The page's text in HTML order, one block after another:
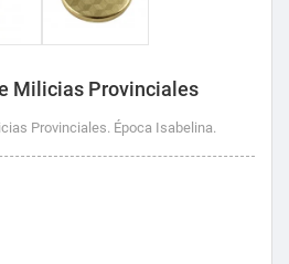
Milicias Provinciales
Provinciales. Época Isabelina.